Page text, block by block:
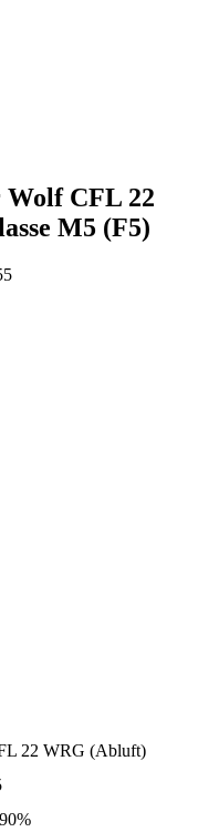
CFL 22
M5 (F5)
22 WRG (Abluft)